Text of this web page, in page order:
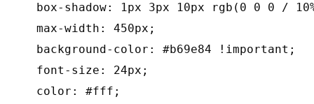
box-shadow: 1px 3px 10px rgb(0 0 0 /
  max-width: 450px;
  background-color: #b69e84 !important;
  font-size: 24px;
  color: #fff;